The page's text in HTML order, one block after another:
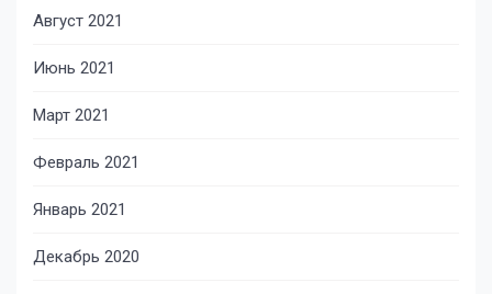
Август 2021
Июнь 2021
Март 2021
Февраль 2021
Январь 2021
Декабрь 2020